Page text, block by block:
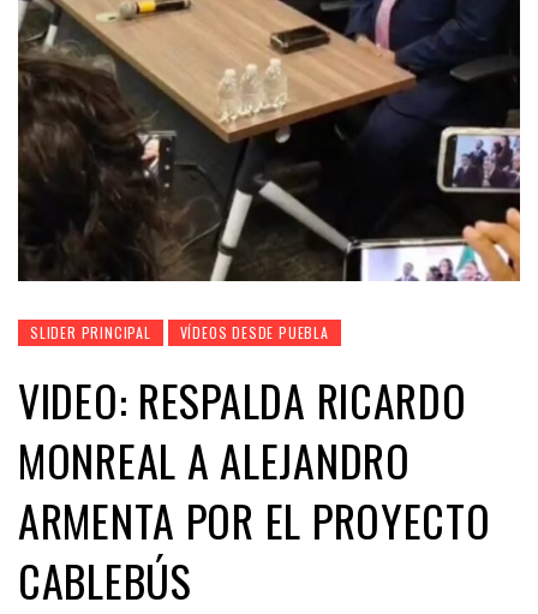
SLIDER PRINCIPAL VÍDEOS DESDE PUEBLA
VIDEO: RESPALDA RICARDO
MONREAL A ALEJANDRO
ARMENTA POR EL PROYECTO
CABLEBÚS